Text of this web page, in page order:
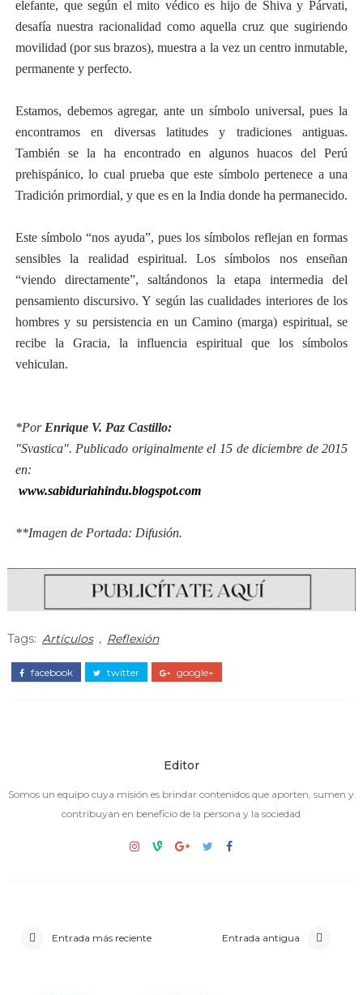
elefante, que según el mito védico es hijo de Shiva y Párvati,
desafía nuestra racionalidad como aquella cruz que sugiriendo
movilidad (por sus brazos), muestra a la vez un centro inmutable,
permanente y perfecto.
Estamos, debemos agregar, ante un símbolo universal, pues la
encontramos en diversas latitudes y tradiciones antiguas.
También se la ha encontrado en algunos huacos del Perú
prehispánico, lo cual prueba que este símbolo pertenece a una
Tradición primordial, y que es en la India donde ha permanecido.
Este símbolo “nos ayuda”, pues los símbolos reflejan en formas
sensibles la realidad espiritual. Los símbolos nos enseñan
“viendo directamente”, saltándonos la etapa intermedia del
pensamiento discursivo. Y según las cualidades interiores de los
hombres y su persistencia en un Camino (marga) espiritual, se
recibe la Gracia, la influencia espiritual que los símbolos
vehiculan.
*Por Enrique V. Paz Castillo:
"Svastica". Publicado originalmente el 15 de diciembre de 2015
en:
www.sabiduriahindu.blogspot.com
**Imagen de Portada: Difusión.
Tags: Artículos , Reflexión
facebook twitter google+
Editor
Somos un equipo cuya misión es brindar contenidos que aporten, sumen y
contribuyan en beneficio de la persona y la sociedad
Entrada más reciente Entrada antigua